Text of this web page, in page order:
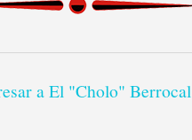
a El "Cholo" Berrocal